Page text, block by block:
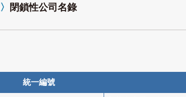
〉 閉鎖性公司名錄
統一編號